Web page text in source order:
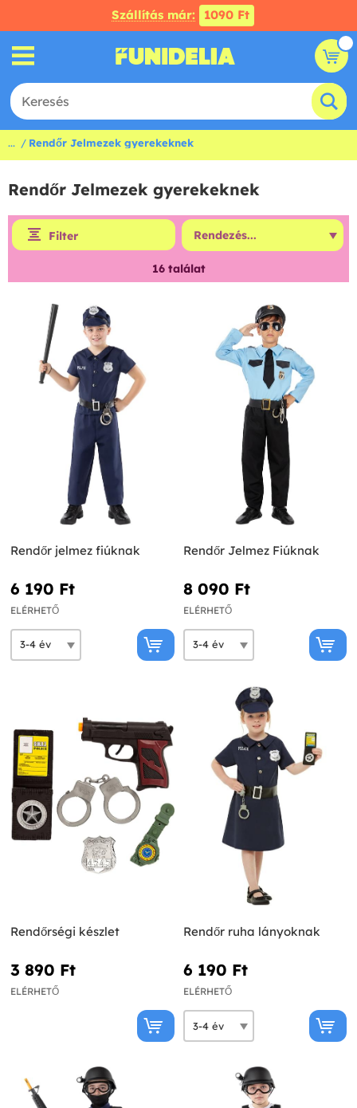
Szállítás már: 1090 Ft
... Rendőr Jelmezek gyerekeknek
Rendőr Jelmezek gyerekeknek
Filter
16találat
Rendőr jelmez fiúknak
6 190 Ft‎
ELÉRHETŐ
Rendőr Jelmez Fiúknak
8 090 Ft‎
ELÉRHETŐ
Rendőrségi készlet
3 890 Ft‎
ELÉRHETŐ
Rendőr ruha lányoknak
6 190 Ft‎
ELÉRHETŐ